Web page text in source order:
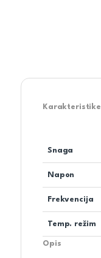
Karakteristike
Snaga
Napon
Frekvencija
Temp. režim
Opis